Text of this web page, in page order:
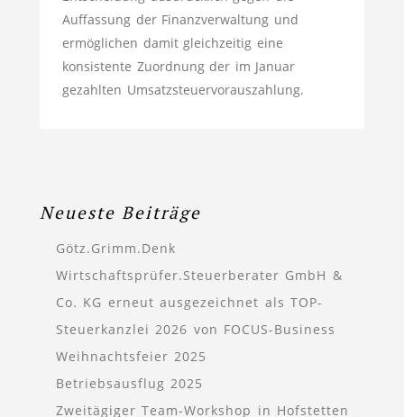
Auffassung der Finanzverwaltung und
ermöglichen damit gleichzeitig eine
konsistente Zuordnung der im Januar
gezahlten Umsatzsteuervorauszahlung.
Neueste Beiträge
Götz.Grimm.Denk
Wirtschaftsprüfer.Steuerberater GmbH &
Co. KG erneut ausgezeichnet als TOP-
Steuerkanzlei 2026 von FOCUS-Business
Weihnachtsfeier 2025
Betriebsausflug 2025
Zweitägiger Team-Workshop in Hofstetten